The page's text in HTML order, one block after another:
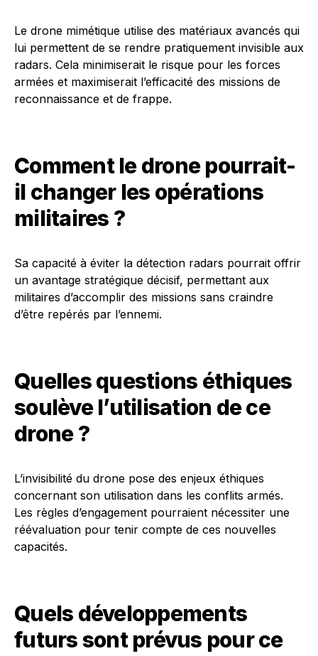
Le drone mimétique utilise des matériaux avancés qui
lui permettent de se rendre pratiquement invisible aux
radars. Cela minimiserait le risque pour les forces
armées et maximiserait l’efficacité des missions de
reconnaissance et de frappe.
Comment le drone pourrait-
il changer les opérations
militaires ?
Sa capacité à éviter la détection radars pourrait offrir
un avantage stratégique décisif, permettant aux
militaires d’accomplir des missions sans craindre
d’être repérés par l’ennemi.
Quelles questions éthiques
soulève l’utilisation de ce
drone ?
L’invisibilité du drone pose des enjeux éthiques
concernant son utilisation dans les conflits armés.
Les règles d’engagement pourraient nécessiter une
réévaluation pour tenir compte de ces nouvelles
capacités.
Quels développements
futurs sont prévus pour ce